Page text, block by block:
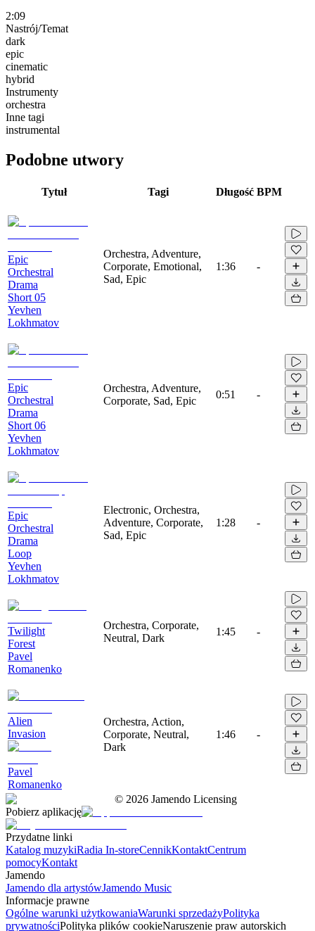
2:09
Nastrój/Temat
dark
epic
cinematic
hybrid
Instrumenty
orchestra
Inne tagi
instrumental
Podobne utwory
Tytuł Tagi Długość BPM
Epic
Orchestral
Drama
Short 05
Yevhen
Lokhmatov
Orchestra, Adventure,
Corporate, Emotional,
Sad, Epic
1:36 -
Epic
Orchestral
Drama
Short 06
Yevhen
Lokhmatov
Orchestra, Adventure,
Corporate, Sad, Epic
0:51 -
Epic
Orchestral
Drama
Loop
Yevhen
Lokhmatov
Electronic, Orchestra,
Adventure, Corporate,
Sad, Epic
1:28 -
Twilight
Forest
Pavel
Romanenko
Orchestra, Corporate,
Neutral, Dark
1:45 -
Alien
Invasion
Pavel
Romanenko
Orchestra, Action,
Corporate, Neutral,
Dark
1:46 -
© 2026 Jamendo Licensing
Pobierz aplikację
Przydatne linki
Katalog muzykiRadia In-storeCennikKontaktCentrum
pomocyKontakt
Jamendo
Jamendo dla artystówJamendo Music
Informacje prawne
Ogólne warunki użytkowaniaWarunki sprzedażyPolityka
prywatnościPolityka plików cookieNaruszenie praw autorskich